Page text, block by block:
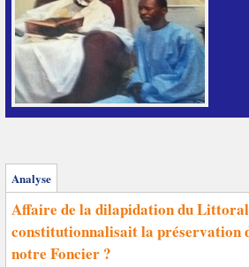
Analyse
Affaire de la dilapidation du
constitutionnalisait la préservation
notre Foncier ?